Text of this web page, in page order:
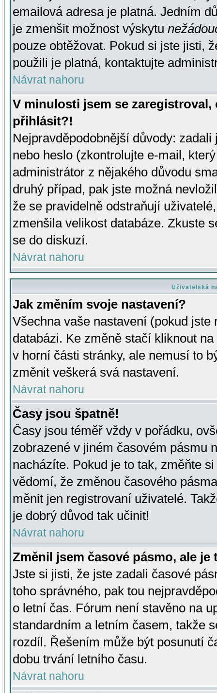
emailová adresa je platná. Jedním
je zmenšit možnost výskytu
pouze obtěžovat. Pokud si jste jisti,
použili je platná, kontaktujte
Návrat nahoru
V minulosti jsem se
přihlásit?!
Nejpravděpodobnější důvody:
nebo heslo (zkontrolujte e-mail,
administrátor z nějakého důvodu
druhý případ, pak jste možná
že se pravidelně odstraňují
zmenšila velikost databáze. Zkuste
se do diskuzí.
Návrat nahoru
Uživatelská
Jak změním svoje nastavení?
Všechna vaše nastavení (pokud
databázi. Ke změně stačí kliknout
v horní části stránky, ale nemusí to
změnit veškerá svá nastavení.
Návrat nahoru
Časy jsou špatně!
Časy jsou téměř vždy v pořádku,
zobrazené v jiném časovém pásmu
nacházíte. Pokud je to tak, změňte
vědomí, že změnou časového
měnit jen registrovaní uživatelé.
je dobrý důvod tak učinit!
Návrat nahoru
Změnil jsem časové pásmo, ale je
Jste si jisti, že jste zadali časové
toho správného, pak tou
o letní čas. Fórum není stavěno na
standardním a letním časem, takže
rozdíl. Řešením může být posunutí
dobu trvání letního času.
Návrat nahoru